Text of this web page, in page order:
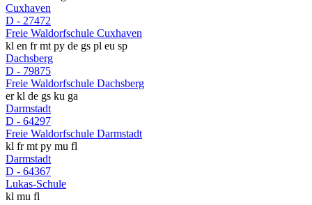
Cuxhaven
D - 27472
Freie Waldorfschule Cuxhaven
kl en fr mt py de gs pl eu sp
Dachsberg
D - 79875
Freie Waldorfschule Dachsberg
er kl de gs ku ga
Darmstadt
D - 64297
Freie Waldorfschule Darmstadt
kl fr mt py mu fl
Darmstadt
D - 64367
Lukas-Schule
kl mu fl